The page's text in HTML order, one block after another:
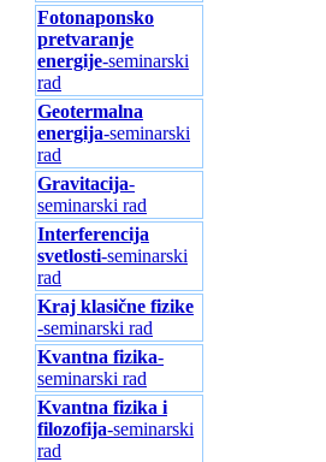
Fotonaponsko
pretvaranje
energije-seminarski
rad
Geotermalna
energija-seminarski
rad
Gravitacija-
seminarski rad
Interferencija
svetlosti-seminarski
rad
Kraj klasične fizike
-seminarski rad
Kvantna fizika-
seminarski rad
Kvаntnа fizikа i
filozofijа-seminarski
rad